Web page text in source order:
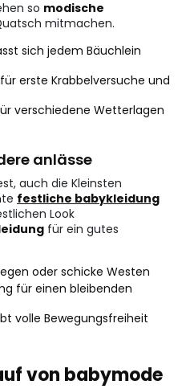
so modische
mitmachen.
sich jedem Bäuchlein
erste Krabbelversuche und
verschiedene Wetterlagen
anlässe
auch die Kleinsten
festliche babykleidung
Look
für ein gutes
oder schicke Westen
für einen bleibenden
volle Bewegungsfreiheit
von babymode